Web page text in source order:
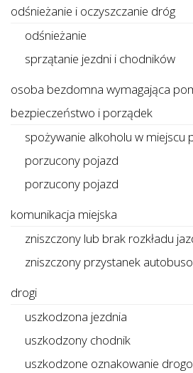
odśnieżanie i oczyszczanie dróg
odśnieżanie
sprzątanie jezdni i chodników
osoba bezdomna wymagająca
bezpieczeństwo i porządek
spożywanie alkoholu w miejscu
porzucony pojazd
porzucony pojazd
komunikacja miejska
zniszczony lub brak rozkładu
zniszczony przystanek
drogi
uszkodzona jezdnia
uszkodzony chodnik
uszkodzone oznakowanie